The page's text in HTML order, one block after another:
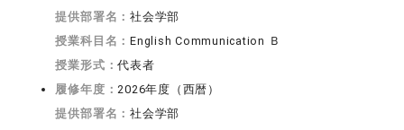
提供部署名：社会学部
授業科目名：English Communication Ｂ
授業形式：代表者
履修年度：2026年度（西暦）
提供部署名：社会学部